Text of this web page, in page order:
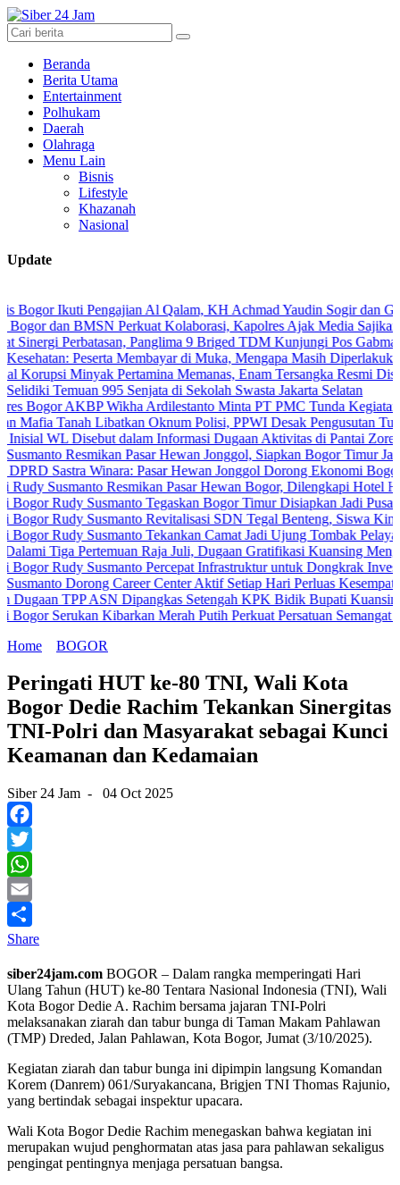
Beranda
Berita Utama
Entertainment
Polhukam
Daerah
Olahraga
Menu Lain
Bisnis
Lifestyle
Khazanah
Nasional
Update
Pengajian Al Qalam, KH Achmad Yaudin Sogir dan Gus Sholeh
BMSN Perkuat Kolaborasi, Kapolres Ajak Media Sajikan
Perbatasan, Panglima 9 Briged TDM Kunjungi Pos Gabma Temajuk
Peserta Membayar di Muka, Mengapa Masih Diperlakukan
Minyak Pertamina Memanas, Enam Tersangka Resmi Diseret ke
995 Senjata di Sekolah Swasta Jakarta Selatan
AKBP Wikha Ardilestanto Minta PT PMC Tunda Kegiatan Demi
Libatkan Oknum Polisi, PPWI Desak Pengusutan Tuntas
Disebut dalam Informasi Dugaan Aktivitas di Pantai Zore, Bea
Resmikan Pasar Hewan Jonggol, Siapkan Bogor Timur Jadi Pusat
Winara: Pasar Hewan Jonggol Dorong Ekonomi Bogor Timur
Resmikan Pasar Hewan Bogor, Dilengkapi Hotel Hewan
Susmanto Tegaskan Bogor Timur Disiapkan Jadi Pusat
Susmanto Revitalisasi SDN Tegal Benteng, Siswa Kini Belajar
Susmanto Tekankan Camat Jadi Ujung Tombak Pelayanan
Pertemuan Raja Juli, Dugaan Gratifikasi Kuansing Menguat
Susmanto Percepat Infrastruktur untuk Dongkrak Investasi
Dorong Career Center Aktif Setiap Hari Perluas Kesempatan Kerja
TPP ASN Dipangkas Setengah KPK Bidik Bupati Kuansing
Kibarkan Merah Putih Perkuat Persatuan Semangat
Home
BOGOR
Peringati HUT ke-80 TNI, Wali Kota
Bogor Dedie Rachim Tekankan Sinergitas
TNI-Polri dan Masyarakat sebagai Kunci
Keamanan dan Kedamaian
Siber 24 Jam - 04 Oct 2025
Facebook
Twitter
WhatsApp
Email
Share
siber24jam.com BOGOR – Dalam rangka memperingati Hari
Ulang Tahun (HUT) ke-80 Tentara Nasional Indonesia (TNI), Wali
Kota Bogor Dedie A. Rachim bersama jajaran TNI-Polri
melaksanakan ziarah dan tabur bunga di Taman Makam Pahlawan
(TMP) Dreded, Jalan Pahlawan, Kota Bogor, Jumat (3/10/2025).
Kegiatan ziarah dan tabur bunga ini dipimpin langsung Komandan
Korem (Danrem) 061/Suryakancana, Brigjen TNI Thomas Rajunio,
yang bertindak sebagai inspektur upacara.
Wali Kota Bogor Dedie Rachim menegaskan bahwa kegiatan ini
merupakan wujud penghormatan atas jasa para pahlawan sekaligus
pengingat pentingnya menjaga persatuan bangsa.